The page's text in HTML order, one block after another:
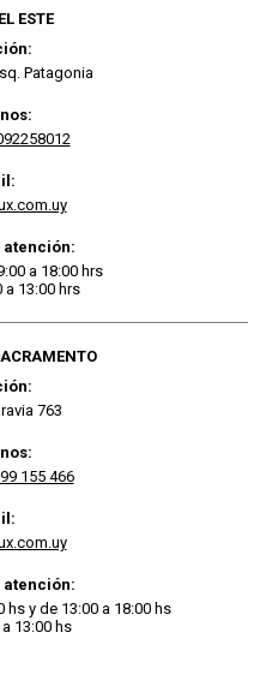
ESTE
Patagonia
atención:
a 18:00 hrs
a 13:00 hrs
763
155 466
atención:
hs y de 13:00 a 18:00 hs
13:00 hs